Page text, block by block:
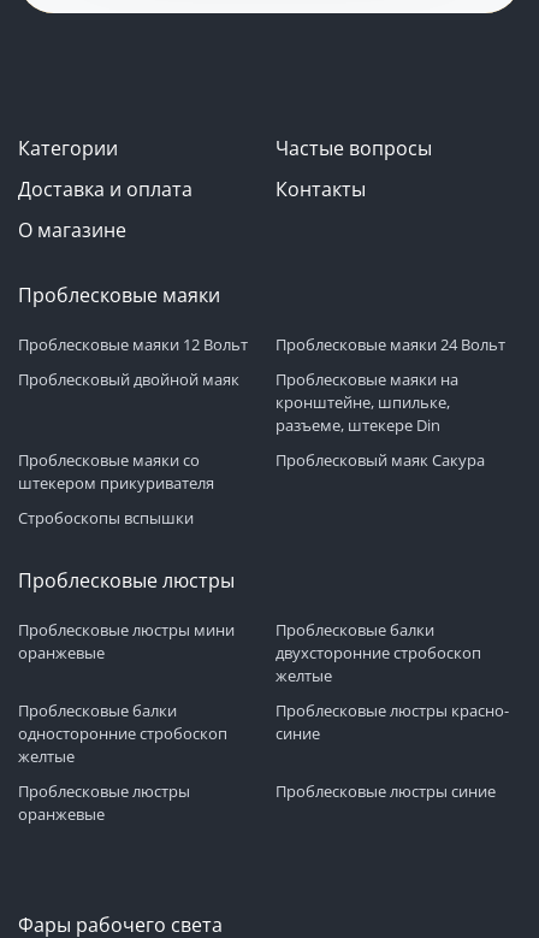
Категории
Частые вопросы
Доставка и оплата
Контакты
О магазине
Проблесковые маяки
Проблесковые маяки 12 Вольт
Проблесковые маяки 24 Вольт
Проблесковый двойной маяк
Проблесковые маяки на
кронштейне, шпильке,
разъеме, штекере Din
Проблесковые маяки со
штекером прикуривателя
Проблесковый маяк Сакура
Стробоскопы вспышки
Проблесковые люстры
Проблесковые люстры мини
оранжевые
Проблесковые балки
двухсторонние стробоскоп
желтые
Проблесковые балки
односторонние стробоскоп
желтые
Проблесковые люстры красно-
синие
Проблесковые люстры
оранжевые
Проблесковые люстры синие
Фары рабочего света